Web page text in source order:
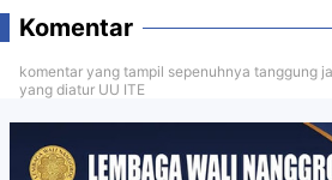
Komentar
komentar yang tampil sepenuhnya tanggung
yang diatur UU ITE